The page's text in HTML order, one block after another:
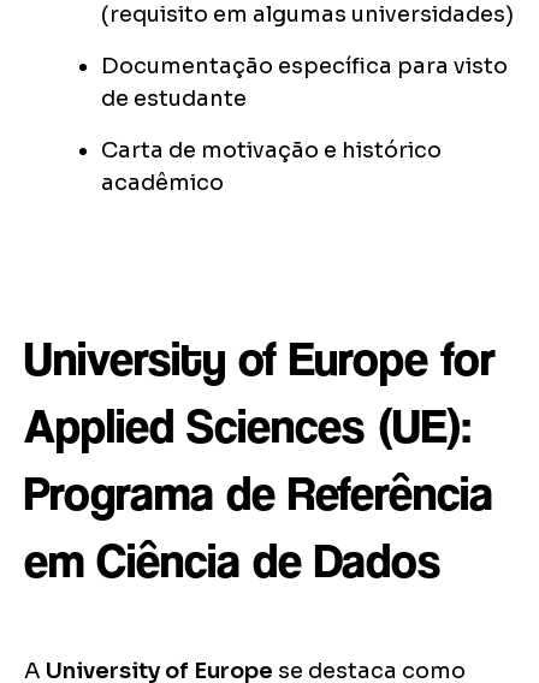
(requisito em algumas universidades)
Documentação específica para visto
de estudante
Carta de motivação e histórico
acadêmico
University of Europe for
Applied Sciences (UE):
Programa de Referência
em Ciência de Dados
A University of Europe se destaca como